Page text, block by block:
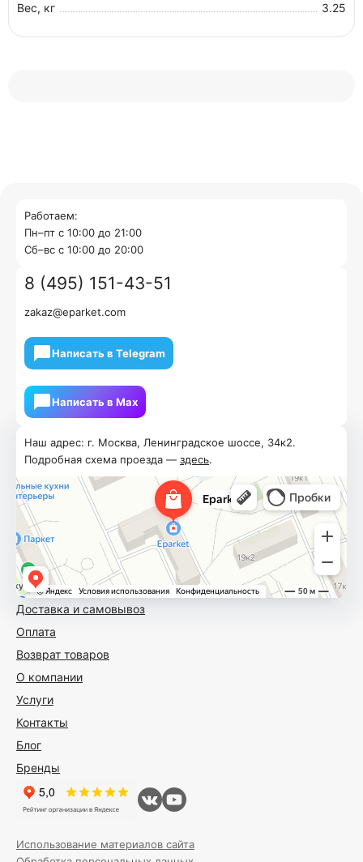
Вес, кг
3.25
Доставка и самовывоз
Оплата
Возврат товаров
О компании
Услуги
Контакты
Блог
Бренды
Наш адрес: г. Москва, Ленинградское шоссе, 34к2.
Подробная схема проезда — здесь.
Работаем:
Пн–пт с 10:00 до 21:00
Cб–вс с 10:00 до 20:00
8 (495) 151-43-51
zakaz@eparket.com
Написать в Telegram
Написать в Мах
Использование материалов сайта